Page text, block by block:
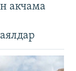
акчама